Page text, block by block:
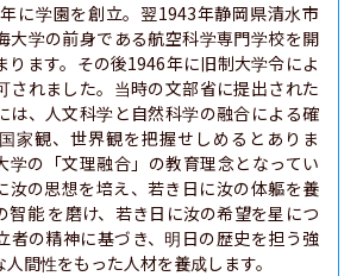
に学園を創立。翌1943年静岡県清水市
大学の前身である航空科学専門学校を開
ります。その後1946年に旧制大学令によ
されました。当時の文部省に提出された
は、人文科学と自然科学の融合による確
家観、世界観を把握せしめるとありま
学の「文理融合」の教育理念となってい
汝の思想を培え、若き日に汝の体軀を養
智能 を磨け、若き日に汝の希望を星につ
者の精神に基づき、明日の歴史を担う強
間性をもった人材を養成します。